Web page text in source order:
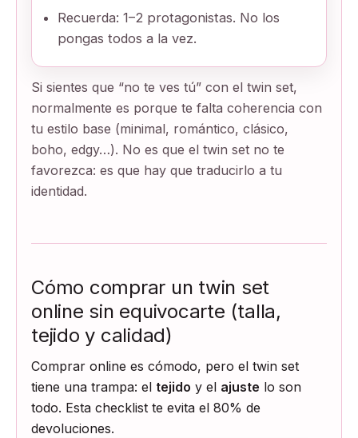
Recuerda: 1–2 protagonistas. No los
pongas todos a la vez.
Si sientes que “no te ves tú” con el twin set,
normalmente es porque te falta coherencia con
tu estilo base (minimal, romántico, clásico,
boho, edgy…). No es que el twin set no te
favorezca: es que hay que traducirlo a tu
identidad.
Cómo comprar un twin set
online sin equivocarte (talla,
tejido y calidad)
Comprar online es cómodo, pero el twin set
tiene una trampa: el tejido y el ajuste lo son
todo. Esta checklist te evita el 80% de
devoluciones.